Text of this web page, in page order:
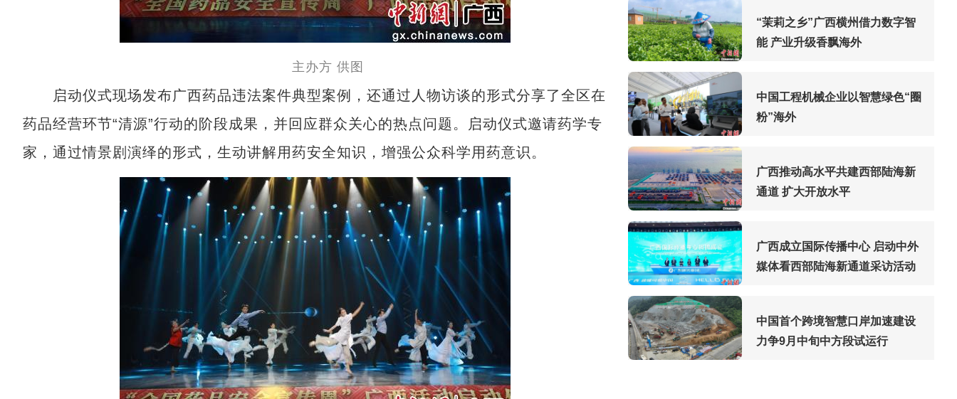
主办方 供图
启动仪式现场发布广西药品违法案件典型案例，还通过人物访谈的形式分享了全区在
药品经营环节“清源”行动的阶段成果，并回应群众关心的热点问题。启动仪式邀请药学专
家，通过情景剧演绎的形式，生动讲解用药安全知识，增强公众科学用药意识。
“茉莉之乡”广西横州借力数字智
能 产业升级香飘海外
中国工程机械企业以智慧绿色“圈
粉”海外
广西推动高水平共建西部陆海新
通道 扩大开放水平
广西成立国际传播中心 启动中外
媒体看西部陆海新通道采访活动
中国首个跨境智慧口岸加速建设
力争9月中旬中方段试运行